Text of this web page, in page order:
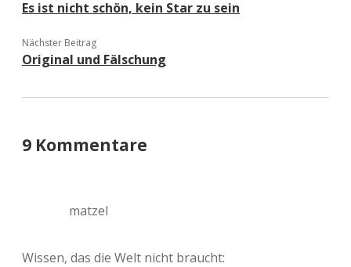
Es ist nicht schön, kein Star zu sein
Nächster Beitrag
Original und Fälschung
9 Kommentare
matzel
Wissen, das die Welt nicht braucht: